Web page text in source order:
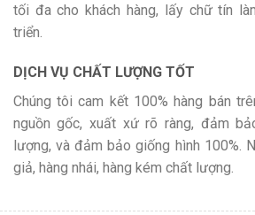
tối đa cho khách hàng, lấy chữ tín
triển.
DỊCH VỤ CHẤT LƯỢNG TỐT
Chúng tôi cam kết 100% hàng bán
nguồn gốc, xuất xứ rõ ràng, đảm
lượng, và đảm bảo giống hình 100%.
giả, hàng nhái, hàng kém chất lượng.